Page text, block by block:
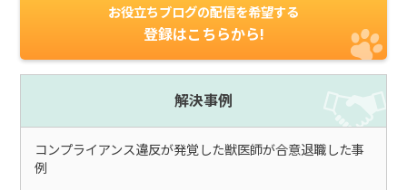
お役立ちブログの配信を希望する
登録はこちらから!
解決事例
コンプライアンス違反が発覚した獣医師が合意退職した事
例